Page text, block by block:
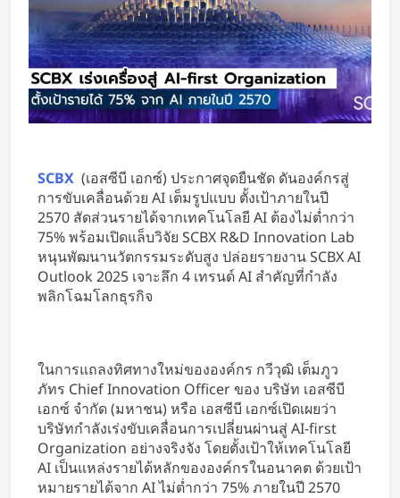
ทีมนักศึกษาจากเนเธอร์แลนด์เปิดตัว
Stella Juva รถพยาบาลพลังงานแสง
อาทิตย์คันแรกของโลก วิ่งไกลกว่า
700 กม.
2 วัน Ago
เปิดตัว CMF Clip Pro หูฟังคลิปหนีบหู
รุ่นแรก! มาพร้อม Smart Dial บนเคส
ชาร์จ และแบตฯ ใช้งานสูงสุด 32.5
ตามความเร็วและรูปแบบการฝึก
SCBX (เอสซีบี เอกซ์) ประกาศจุดยืนชัด ดันองค์กรสู่
การขับเคลื่อนด้วย AI เต็มรูปแบบ ตั้งเป้าภายในปี
2570 สัดส่วนรายได้จากเทคโนโลยี AI ต้องไม่ต่ำกว่า
75% พร้อมเปิดแล็บวิจัย SCBX R&D Innovation Lab
หนุนพัฒนานวัตกรรมระดับสูง ปล่อยรายงาน SCBX AI
Outlook 2025 เจาะลึก 4 เทรนด์ AI สำคัญที่กำลัง
พลิกโฉมโลกธุรกิจ
ในการแถลงทิศทางใหม่ขององค์กร กวีวุฒิ เต็มภูว
ภัทร Chief Innovation Officer ของ บริษัท เอสซีบี
เอกซ์ จำกัด (มหาชน) หรือ เอสซีบี เอกซ์เปิดเผยว่า
บริษัทกำลังเร่งขับเคลื่อนการเปลี่ยนผ่านสู่ AI-first
Organization อย่างจริงจัง โดยตั้งเป้าให้เทคโนโลยี
AI เป็นแหล่งรายได้หลักขององค์กรในอนาคต ด้วยเป้า
หมายรายได้จาก AI ไม่ต่ำกว่า 75% ภายในปี 2570